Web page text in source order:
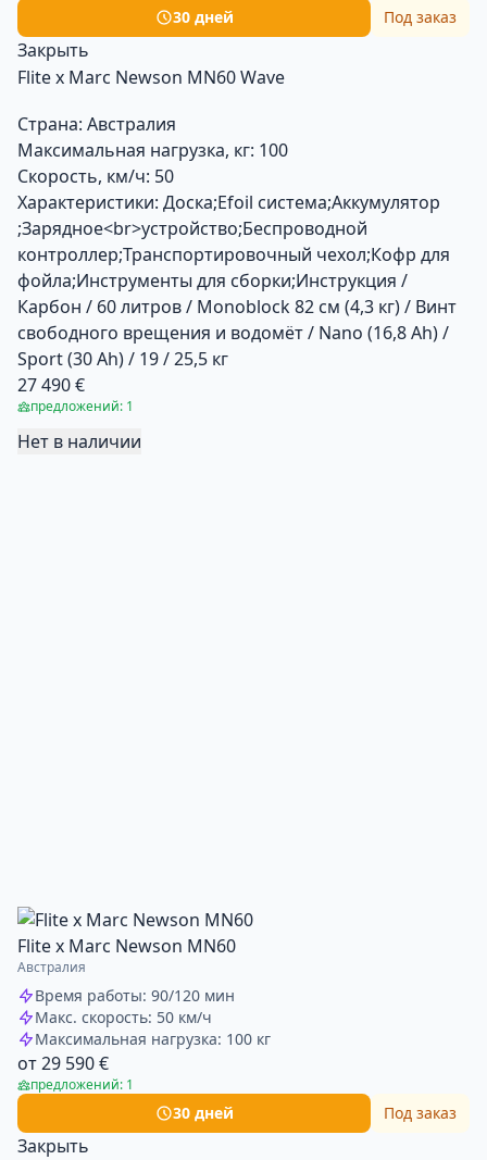
30 дней Под заказ
Закрыть
Flite х Marc Newson MN60 Wave
Страна: Австралия
Максимальная нагрузка, кг: 100
Скорость, км/ч: 50
Характеристики: Доска;Efoil система;Аккумулятор
;Зарядное<br>устройство;Беспроводной
контроллер;Транспортировочный чехол;Кофр для
фойла;Инструменты для сборки;Инструкция /
Карбон / 60 литров / Monoblock 82 см (4,3 кг) / Винт
свободного врещения и водомёт / Nano (16,8 Ah) /
Sport (30 Ah) / 19 / 25,5 кг
27 490 €
предложений: 1
Нет в наличии
Flite х Marc Newson MN60
Австралия
Время работы: 90/120 мин
Макс. скорость: 50 км/ч
Максимальная нагрузка: 100 кг
от 29 590 €
предложений: 1
30 дней Под заказ
Закрыть